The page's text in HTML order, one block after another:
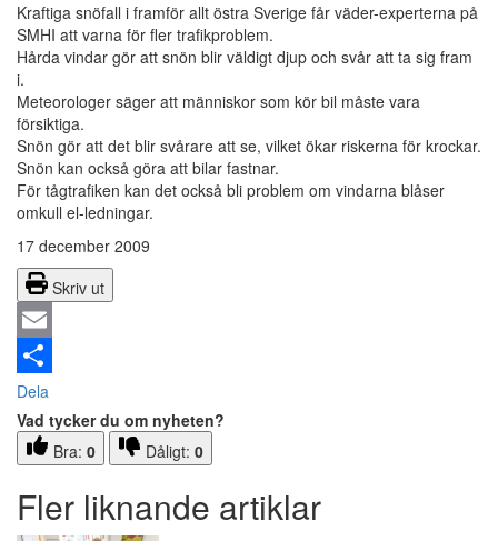
Kraftiga snöfall i framför allt östra Sverige får väder-experterna på
SMHI att varna för fler trafikproblem.
Hårda vindar gör att snön blir väldigt djup och svår att ta sig fram
i.
Meteorologer säger att människor som kör bil måste vara
försiktiga.
Snön gör att det blir svårare att se, vilket ökar riskerna för krockar.
Snön kan också göra att bilar fastnar.
För tågtrafiken kan det också bli problem om vindarna blåser
omkull el-ledningar.
17 december 2009
Skriv ut
Email
Dela
Vad tycker du om nyheten?
Bra: 0 Dåligt: 0
Fler liknande artiklar